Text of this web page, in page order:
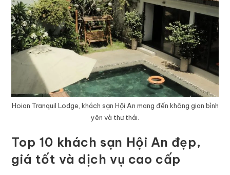
Hoian Tranquil Lodge, khách sạn Hội An mang đến không gian bình
yên và thư thái.
Top 10 khách sạn Hội An đẹp,
giá tốt và dịch vụ cao cấp